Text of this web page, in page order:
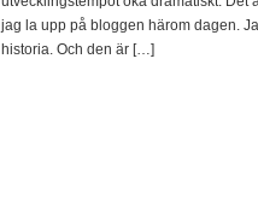
jag la upp på bloggen härom dagen.
historia. Och den är […]